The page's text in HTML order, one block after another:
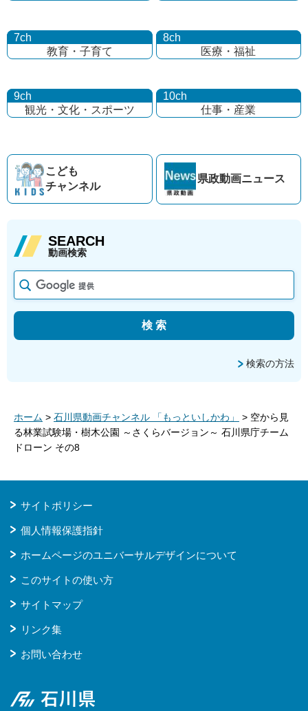
7ch
教育・子育て
8ch
医療・福祉
9ch
観光・文化・ スポーツ
10ch
仕事・産業
こども
チャンネル
県政動画ニュース
SEARCH
動画検索
検索の方法
ホーム > 石川県動画チャンネル 「もっといしかわ」
> 空から見
る林業試験場・樹木公園 ～さくらバージョン～ 石川県庁チーム
ドローン その8
サイトポリシー
個人情報保護指針
ホームページのユニバーサルデザインについて
このサイトの使い方
サイトマップ
リンク集
お問い合わせ
石川県